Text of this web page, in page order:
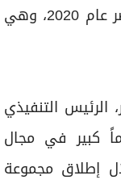
ذلك إطلاق السندات الخضراء في مصر عام 2020، وهي
الرئيس التنفيذي
كبير في مجال
إطلاق مجموعة